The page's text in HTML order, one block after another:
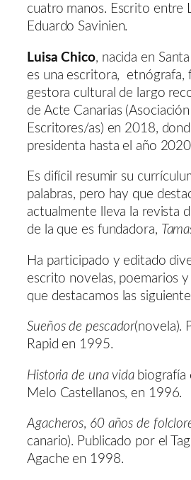
cuatro manos. Escrito entre
Eduardo Savinien.
Luisa Chico, nacida en
es una escritora, etnógrafa,
gestora cultural de largo
de Acte Canarias
Escritores/as) en 2018,
presidenta hasta el año
Es difícil resumir su
palabras, pero hay que
actualmente lleva la revista
de la que es fundadora,
Ha participado y editado
escrito novelas, poemarios
que destacamos las
Sueños de pescador(novela).
Rapid en 1995.
Historia de una vida biografía
Melo Castellanos, en 1996.
Agacheros, 60 años de
canario). Publicado por el
Agache en 1998.